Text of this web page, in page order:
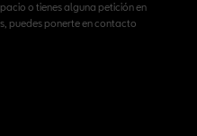
o tienes alguna petición en
puedes ponerte en contacto